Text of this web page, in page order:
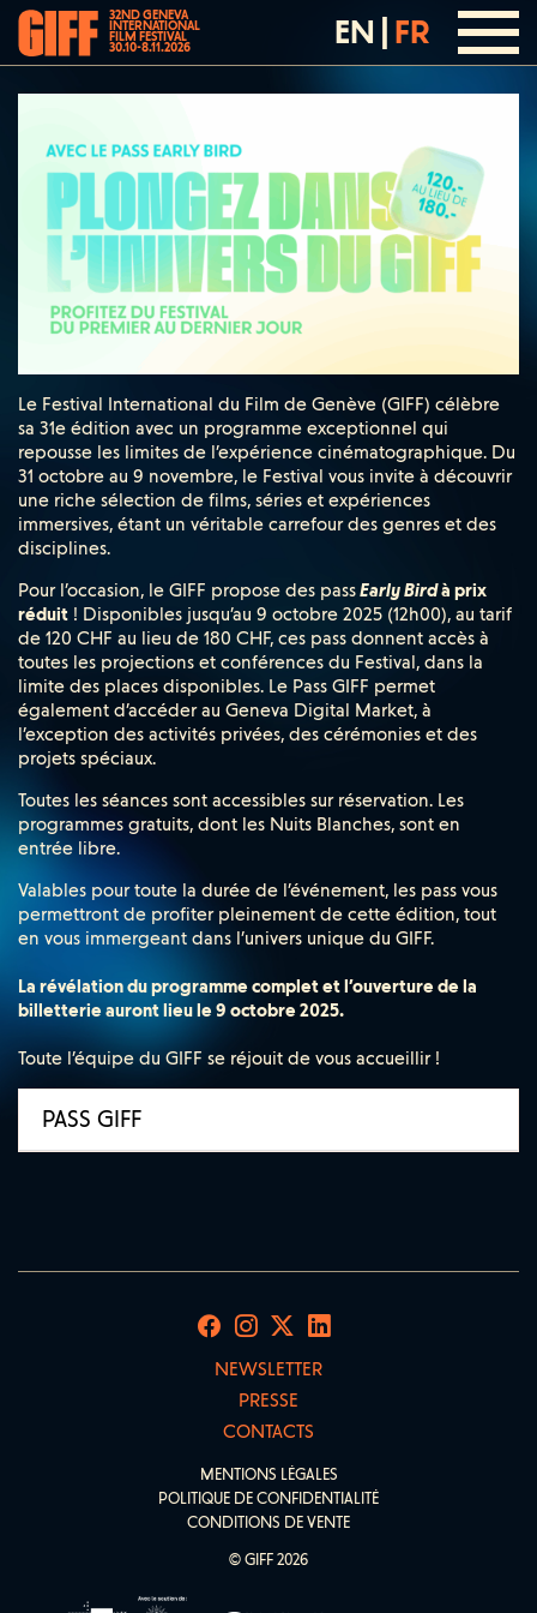
32ND GENEVA
INTERNATIONAL
FILM FESTIVAL
30.10-8.11.2026 EN FR
Le Festival International du Film de Genève (GIFF) célèbre
sa 31e édition avec un programme exceptionnel qui
repousse les limites de l’expérience cinématographique. Du
31 octobre au 9 novembre, le Festival vous invite à découvrir
une riche sélection de films, séries et expériences
immersives, étant un véritable carrefour des genres et des
disciplines.
Pour l’occasion, le GIFF propose des passEarly Birdà prix
réduit ! Disponibles jusqu’au 9 octobre 2025 (12h00), au tarif
de 120 CHF au lieu de 180 CHF, ces pass donnent accès à
toutes les projections et conférences du Festival, dans la
limite des places disponibles. Le Pass GIFF permet
également d’accéder au Geneva Digital Market, à
l’exception des activités privées, des cérémonies et des
projets spéciaux.
Toutes les séances sont accessibles sur réservation. Les
programmes gratuits, dont les Nuits Blanches, sont en
entrée libre.
Valables pour toute la durée de l’événement, les pass vous
permettront de profiter pleinement de cette édition, tout
en vous immergeant dans l’univers unique du GIFF.
La révélation du programme complet et l’ouverture de la
billetterie auront lieu le 9 octobre 2025.
Toute l’équipe du GIFF se réjouit de vous accueillir !
PASS GIFF
NEWSLETTER
PRESSE
CONTACTS
MENTIONS LÉGALES
POLITIQUE DE CONFIDENTIALITÉ
CONDITIONS DE VENTE
© GIFF 2026